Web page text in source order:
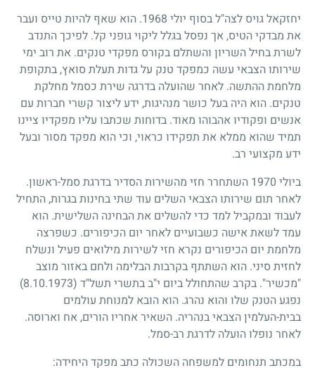
יחזקאל גויס לצה"ל בסוף יולי 1968. הוא שאף להיות טייס ועבר
את מבדקי הטיס, אך נפסל בגלל ליקוי גופני קל. לפיכך התנדב
לשרת בחיל השריון והשתלם בקורס מפקדי טנקים. את רוב ימי
שירותו הצבאי עשה כמפקד טנק על גדות תעלת סואץ, בתקופת
מלחמת ההתשה. לאחר שהועלה בדרגה שירת כסמל מחלקת
טנקים. הוא היה בעל כושר מנהיגות, ידע ליצור קשרי חברות עם
אנשים ופקודיו אהבוהו מאוד. בדוחות שכתבו עליו מפקדיו ציינו
תמיד שהוא ממלא את תפקידו כראוי, וכי הוא מפקד מסור ובעל
ידע מקצועי רב.
ביולי 1970 השתחרר חזי מהשירות הסדיר בדרגת סמל-ראשון.
לאחר תום שירותו הצבאי השלים עוד שתי בחינות בגרות, התחיל
לעבוד ובמקביל למד כדי להשלים את הבחינה השלישית. הוא
עמד לשאת אישה כשבועיים לאחר יום הכיפורים. כשפרצה
מלחמת יום הכיפורים נקרא חזי לשירות מילואים פעיל ונשלח
לחזית סיני. הוא השתתף בקרבות הבלימה ולחם באזור מוצב
"מכשיר". בקרב שהתחולל ביום י"ב בתשרי תשל"ד (8.10.1973)
נפגע הטנק שלו והוא נהרג. הוא הובא למנוחת עולמים
בבית-העלמין הצבאי בנהריה. השאיר אחריו הורים, אח וארוסה.
לאחר נופלו הועלה לדרגת רב-סמל.
במכתב תנחומים למשפחה השכולה כתב מפקד היחידה: